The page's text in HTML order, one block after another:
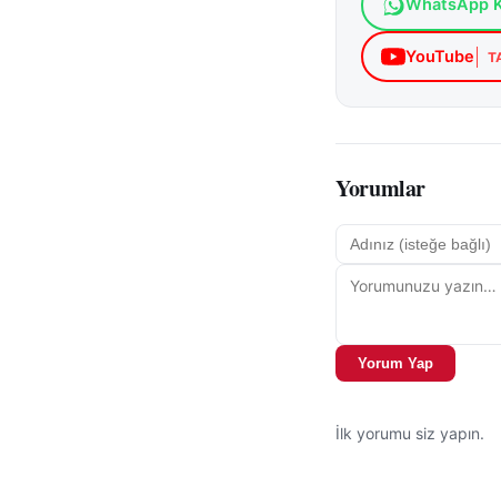
www.afad.gov.tr
Yıldızeli
yaşanan taşkın,
bulunan tarım
ise yağışların
ve tarımsal
gelişmelerin takip
WhatsApp
YouTube
Yorumlar
Yorum Yap
İlk yorumu siz yapın.